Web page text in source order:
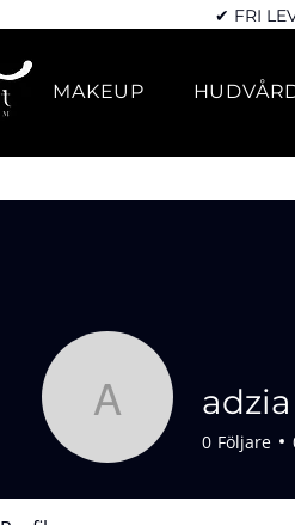
✔ FRI
MAKEUP
adziaadzia
0 Följare